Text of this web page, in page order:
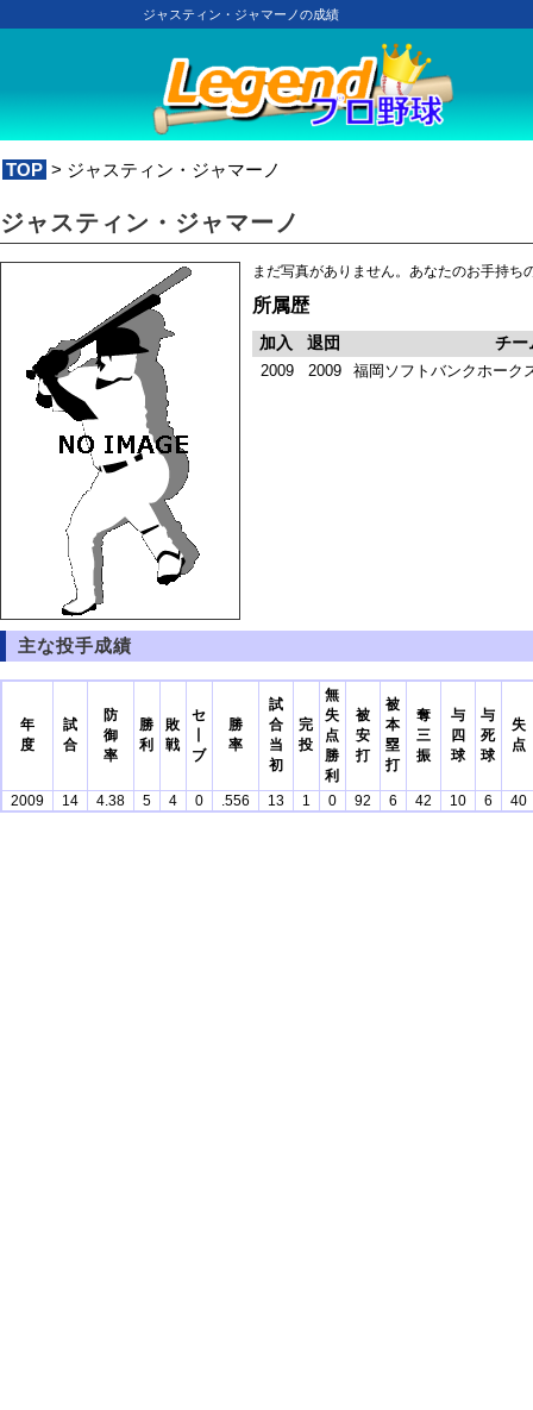
ジャスティン・ジャマーノの成績
TOP > ジャスティン・ジャマーノ
ジャスティン・ジャマーノ
まだ写真がありません。あなたのお手持ち
所属歴
加入 退団 チー
2009 2009 福岡ソフトバンクホーク
主な投手成績
年
度
試
合
防
御
率
勝
利
敗
戦
セ
ブ
勝
率
試
合
当
初
完
投
無
失
点
勝
利
被
安
打
被
本
塁
打
奪
三
振
与
四
球
与
死
球
失
点
2009 14 4.38 5 4 0 .556 13 1 0 92 6 42 10 6 40